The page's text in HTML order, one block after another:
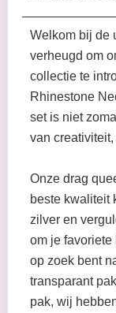
Welkom bij de
verheugd om
collectie te
Rhinestone
set is niet
van
Onze drag
beste kwaliteit
zilver en
om je favoriete
op zoek bent
transparant
pak, wij